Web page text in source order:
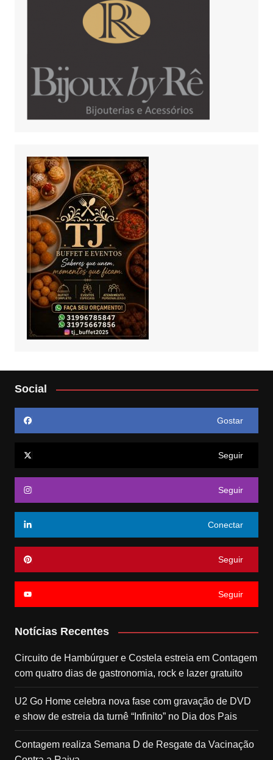
Social
Gostar
Seguir
Seguir
Conectar
Seguir
Seguir
Notícias Recentes
Circuito de Hambúrguer e Costela estreia em Contagem
com quatro dias de gastronomia, rock e lazer gratuito
U2 Go Home celebra nova fase com gravação de DVD
e show de estreia da turnê “Infinito” no Dia dos Pais
Contagem realiza Semana D de Resgate da Vacinação